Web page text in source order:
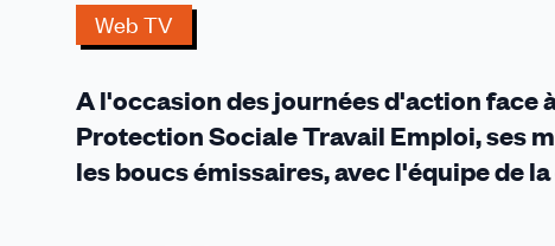
CFDT
PSTE
Web TV
A l'occasion des journées d'action face
Protection Sociale Travail Emploi, ses
les boucs émissaires, avec l'équipe de